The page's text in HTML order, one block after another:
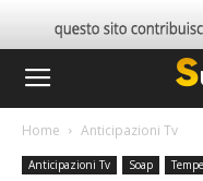
Home Anticipazioni Tv
Anticipazioni Tv Soap